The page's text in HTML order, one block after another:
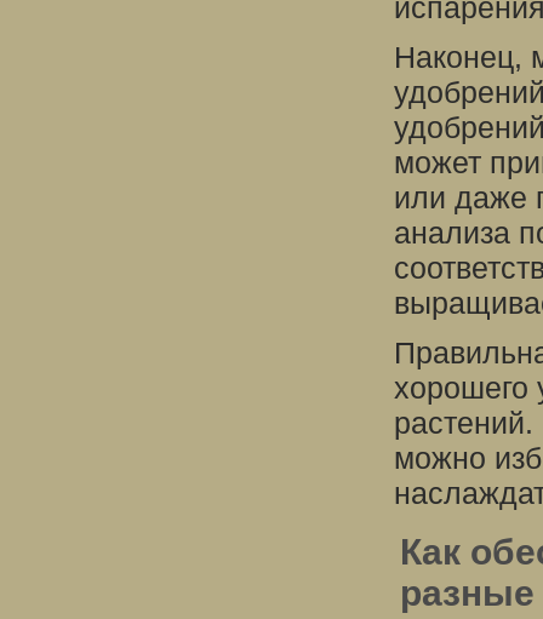
Наконец,
может
или даже
анализа
хорошего
можно
Как